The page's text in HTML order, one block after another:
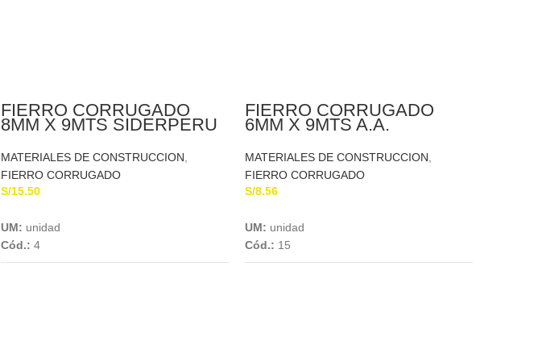
FIERRO CORRUGADO
8MM X 9MTS SIDERPERU
MATERIALES DE CONSTRUCCION
FIERRO CORRUGADO
S/15.50
UM: unidad
Cód.: 4
FIERRO CORRUGADO
6MM X 9MTS A.A.
MATERIALES DE CONSTRUCCION
FIERRO CORRUGADO
S/8.56
UM: unidad
Cód.: 15